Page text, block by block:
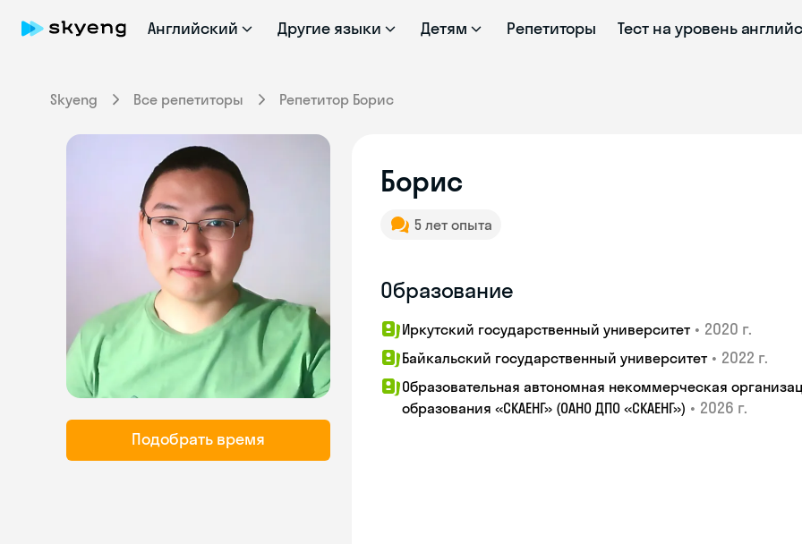
Английский Другие языки Детям Репетиторы Тест на уровень
Skyeng Все репетиторы Репетитор Борис
Подобрать время
Борис
5 лет опыта
Образование
Иркутский государственный университет • 2020 г.
Байкальский государственный университет • 2022 г.
Образовательная автономная некоммерческая
образования «СКАЕНГ» (ОАНО ДПО «СКАЕНГ») • 2026 г.